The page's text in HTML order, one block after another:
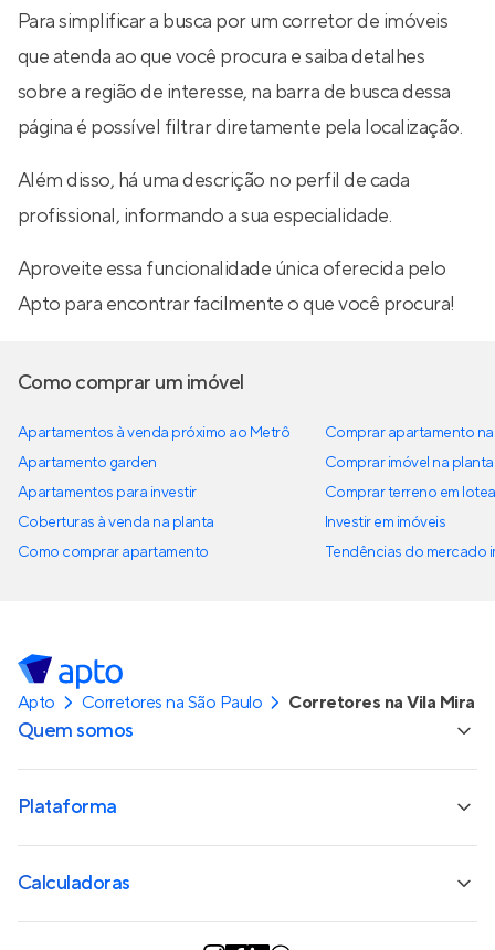
Para simplificar a busca por um corretor de imóveis
que atenda ao que você procura e saiba detalhes
sobre a região de interesse, na barra de busca dessa
página é possível filtrar diretamente pela localização.
Além disso, há uma descrição no perfil de cada
profissional, informando a sua especialidade.
Aproveite essa funcionalidade única oferecida pelo
Apto para encontrar facilmente o que você procura!
Como comprar um imóvel
Apartamentos à venda próximo ao Metrô
Apartamento garden
Apartamentos para investir
Coberturas à venda na planta
Como comprar apartamento
Comprar apartamento
Comprar imóvel na planta
Comprar terreno em
Investir em imóveis
Tendências do mercado
Apto Corretores na São Paulo Corretores na Vila Mira
Quem somos
Plataforma
Calculadoras